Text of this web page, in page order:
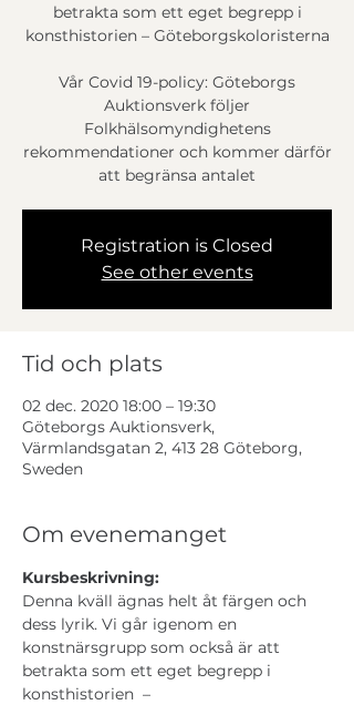
betrakta som ett eget begrepp i
konsthistorien – Göteborgskoloristerna
Vår Covid 19-policy: Göteborgs
Auktionsverk följer
Folkhälsomyndighetens
rekommendationer och kommer därför
att begränsa antalet
Registration is Closed
See other events
Tid och plats
02 dec. 2020 18:00 – 19:30
Göteborgs Auktionsverk,
Värmlandsgatan 2, 413 28 Göteborg,
Sweden
Om evenemanget
Kursbeskrivning:
Denna kväll ägnas helt åt färgen och
dess lyrik. Vi går igenom en
konstnärsgrupp som också är att
betrakta som ett eget begrepp i
konsthistorien  –